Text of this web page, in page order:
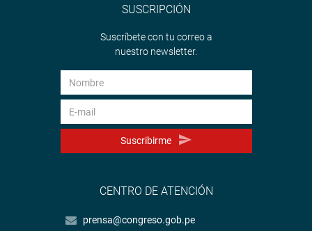
SUSCRIPCIÓN
Suscríbete con tu correo a
nuestro newsletter.
Suscribirme
CENTRO DE ATENCIÓN
prensa@congreso.gob.pe